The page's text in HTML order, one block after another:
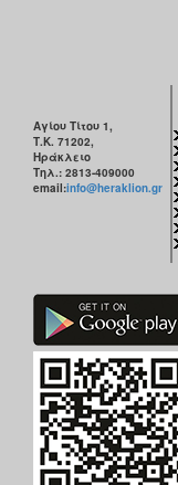
ΠΟΛΙΤΙΣΜΟΣ
ΑΝΘΕΚΤΙΚΗ
Αγίου Τίτου 1,
Τ.Κ. 71202,
Ηράκλειο
Τηλ.: 2813-409000
email:info@heraklion.gr